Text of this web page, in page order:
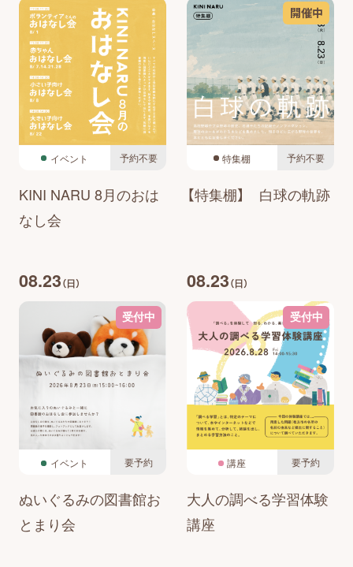
イベント 予約不要
KINI NARU 8月のおは
なし会
開催中
特集棚 予約不要
【特集棚】 白球の軌跡
08.23（日）
受付中
イベント 要予約
ぬいぐるみの図書館お
とまり会
08.23（日）
受付中
講座 要予約
大人の調べる学習体験
講座